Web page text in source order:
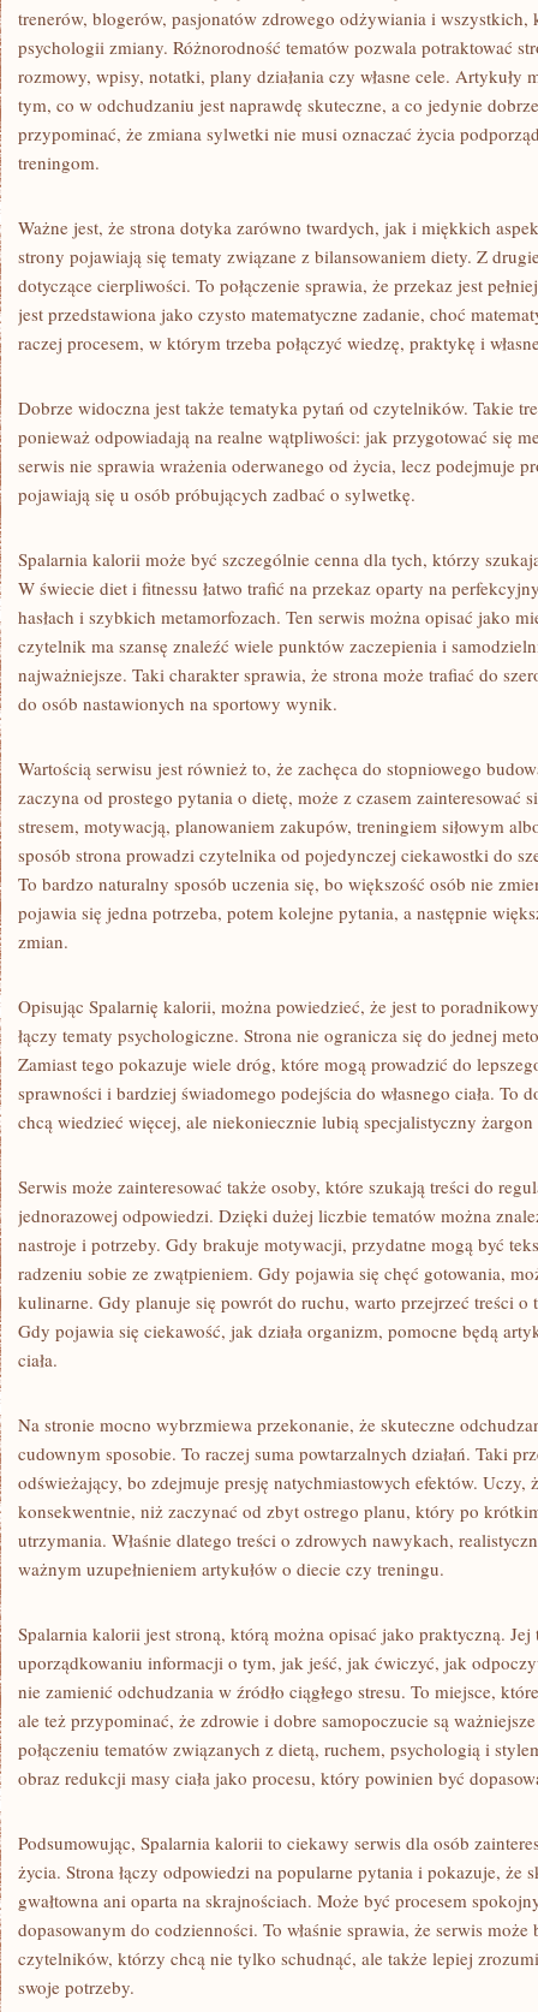
trenerów, blogerów, pasjonatów zdrowego odżywiania i wszystkich,
psychologii zmiany. Różnorodność tematów pozwala potraktować
rozmowy, wpisy, notatki, plany działania czy własne cele. Artykuły
tym, co w odchudzaniu jest naprawdę skuteczne, a co jedynie
przypominać, że zmiana sylwetki nie musi oznaczać życia
treningom.
Ważne jest, że strona dotyka zarówno twardych, jak i miękkich
strony pojawiają się tematy związane z bilansowaniem diety. Z
dotyczące cierpliwości. To połączenie sprawia, że przekaz jest
jest przedstawiona jako czysto matematyczne zadanie, choć
raczej procesem, w którym trzeba połączyć wiedzę, praktykę i
Dobrze widoczna jest także tematyka pytań od czytelników. Takie
ponieważ odpowiadają na realne wątpliwości: jak przygotować się
serwis nie sprawia wrażenia oderwanego od życia, lecz podejmuje
pojawiają się u osób próbujących zadbać o sylwetkę.
Spalarnia kalorii może być szczególnie cenna dla tych, którzy
W świecie diet i fitnessu łatwo trafić na przekaz oparty na
hasłach i szybkich metamorfozach. Ten serwis można opisać jako
czytelnik ma szansę znaleźć wiele punktów zaczepienia i
najważniejsze. Taki charakter sprawia, że strona może trafiać do
do osób nastawionych na sportowy wynik.
Wartością serwisu jest również to, że zachęca do stopniowego
zaczyna od prostego pytania o dietę, może z czasem zainteresować
stresem, motywacją, planowaniem zakupów, treningiem siłowym
sposób strona prowadzi czytelnika od pojedynczej ciekawostki do
To bardzo naturalny sposób uczenia się, bo większość osób nie
pojawia się jedna potrzeba, potem kolejne pytania, a następnie
zmian.
Opisując Spalarnię kalorii, można powiedzieć, że jest to
łączy tematy psychologiczne. Strona nie ogranicza się do jednej
Zamiast tego pokazuje wiele dróg, które mogą prowadzić do
sprawności i bardziej świadomego podejścia do własnego ciała. To
chcą wiedzieć więcej, ale niekoniecznie lubią specjalistyczny
Serwis może zainteresować także osoby, które szukają treści do
jednorazowej odpowiedzi. Dzięki dużej liczbie tematów można
nastroje i potrzeby. Gdy brakuje motywacji, przydatne mogą być
radzeniu sobie ze zwątpieniem. Gdy pojawia się chęć gotowania,
kulinarne. Gdy planuje się powrót do ruchu, warto przejrzeć treści
Gdy pojawia się ciekawość, jak działa organizm, pomocne będą
ciała.
Na stronie mocno wybrzmiewa przekonanie, że skuteczne
cudownym sposobie. To raczej suma powtarzalnych działań. Taki
odświeżający, bo zdejmuje presję natychmiastowych efektów. Uczy,
konsekwentnie, niż zaczynać od zbyt ostrego planu, który po
utrzymania. Właśnie dlatego treści o zdrowych nawykach,
ważnym uzupełnieniem artykułów o diecie czy treningu.
Spalarnia kalorii jest stroną, którą można opisać jako praktyczną.
uporządkowaniu informacji o tym, jak jeść, jak ćwiczyć, jak
nie zamienić odchudzania w źródło ciągłego stresu. To miejsce,
ale też przypominać, że zdrowie i dobre samopoczucie są
połączeniu tematów związanych z dietą, ruchem, psychologią i
obraz redukcji masy ciała jako procesu, który powinien być
Podsumowując, Spalarnia kalorii to ciekawy serwis dla osób
życia. Strona łączy odpowiedzi na popularne pytania i pokazuje, że
gwałtowna ani oparta na skrajnościach. Może być procesem
dopasowanym do codzienności. To właśnie sprawia, że serwis
czytelników, którzy chcą nie tylko schudnąć, ale także lepiej
swoje potrzeby.